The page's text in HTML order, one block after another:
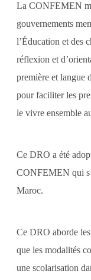
La CONFEMEN
gouvernements
l’Éducation et des
réflexion et
première et langue
pour faciliter les
le vivre ensemble
Ce DRO a été
CONFEMEN qui
Maroc.
Ce DRO aborde
que les modalités
une scolarisation